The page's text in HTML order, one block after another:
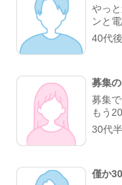
と思
やっ
ンと
際に
めて
たい
な僕
40代
募集
募集
もう
変わ
して
30代
僅か